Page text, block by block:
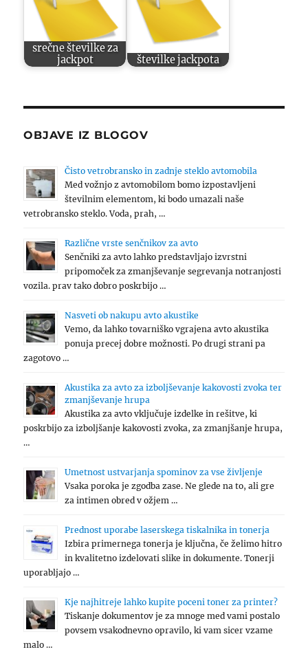
srečne številke za
jackpot
številke jackpota
OBJAVE IZ BLOGOV
Čisto vetrobransko in zadnje steklo avtomobila
Med vožnjo z avtomobilom bomo izpostavljeni
številnim elementom, ki bodo umazali naše
vetrobransko steklo. Voda, prah, …
Različne vrste senčnikov za avto
Senčniki za avto lahko predstavljajo izvrstni
pripomoček za zmanjševanje segrevanja notranjosti
vozila. prav tako dobro poskrbijo …
Nasveti ob nakupu avto akustike
Vemo, da lahko tovarniško vgrajena avto akustika
ponuja precej dobre možnosti. Po drugi strani pa
zagotovo …
Akustika za avto za izboljševanje kakovosti zvoka ter
zmanjševanje hrupa
Akustika za avto vključuje izdelke in rešitve, ki
poskrbijo za izboljšanje kakovosti zvoka, za zmanjšanje hrupa,
…
Umetnost ustvarjanja spominov za vse življenje
Vsaka poroka je zgodba zase. Ne glede na to, ali gre
za intimen obred v ožjem …
Prednost uporabe laserskega tiskalnika in tonerja
Izbira primernega tonerja je ključna, če želimo hitro
in kvalitetno izdelovati slike in dokumente. Tonerji
uporabljajo …
Kje najhitreje lahko kupite poceni toner za printer?
Tiskanje dokumentov je za mnoge med vami postalo
povsem vsakodnevno opravilo, ki vam sicer vzame
malo …